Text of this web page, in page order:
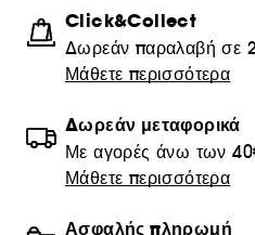
Click&Collect
Δωρεάν παραλαβή σε
Μάθετε περισσότερα
Δωρεάν μεταφορικά
Με αγορές άνω των
Μάθετε περισσότερα
Ασφαλής πληρωμή